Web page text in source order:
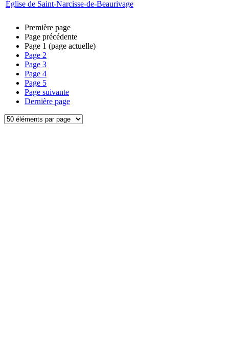
Église de Saint-Narcisse-de-Beaurivage
Première page
Page précédente
Page 1 (page actuelle)
Page 2
Page 3
Page 4
Page 5
Page suivante
Dernière page